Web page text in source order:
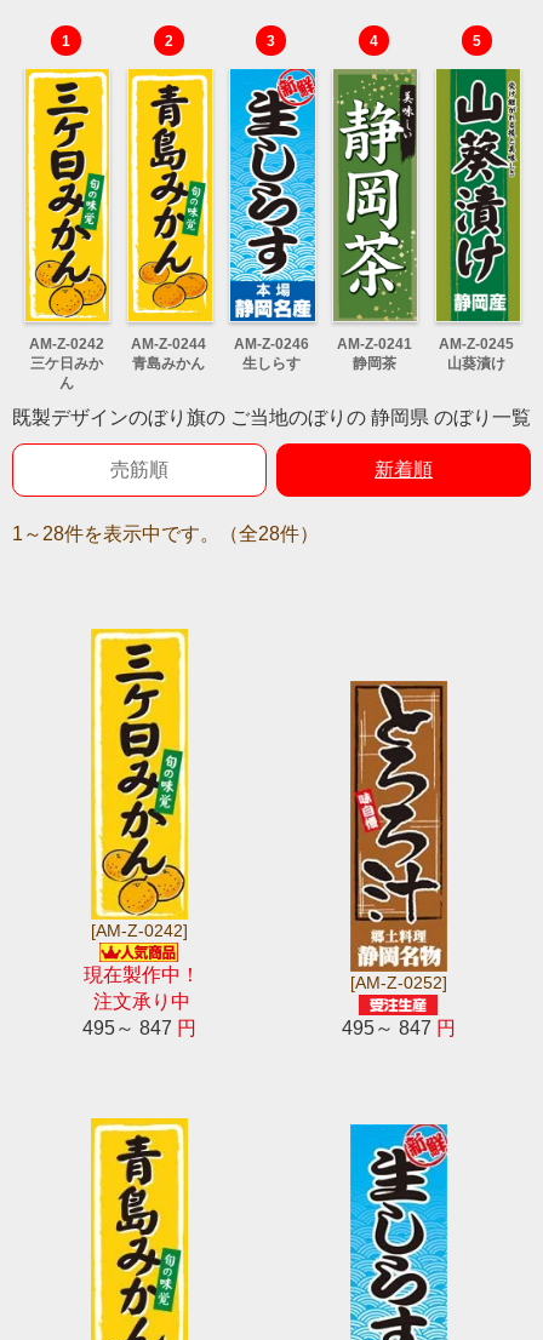
1
AM-Z-0242
三ケ日みか
ん
2
AM-Z-0244
青島みかん
3
AM-Z-0246
生しらす
4
AM-Z-0241
静岡茶
5
AM-Z-0245
山葵漬け
既製デザインのぼり旗の ご当地のぼりの 静岡県 のぼり一覧
売筋順 新着順
1～28件を表示中です。（全28件）
[AM-Z-0242]
現在製作中！
注文承り中
495～ 847 円
[AM-Z-0252]
495～ 847 円